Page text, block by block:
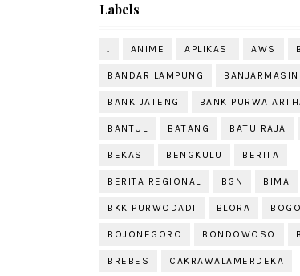
Labels
. ANIME APLIKASI AWS
BANDAR LAMPUNG BANJARMASIN
BANK JATENG BANK PURWA
BANTUL BATANG BATU RAJA
BEKASI BENGKULU BERITA
BERITA REGIONAL BGN BIMA
BKK PURWODADI BLORA
BOJONEGORO BONDOWOSO
BREBES CAKRAWALAMERDEKA